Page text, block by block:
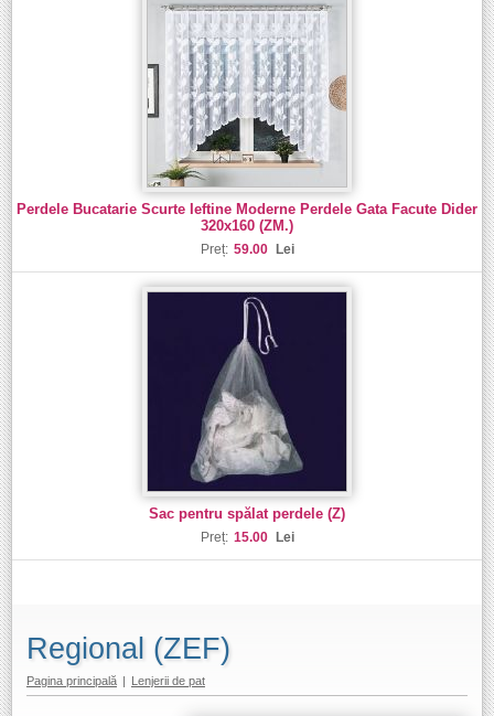
Perdele Bucatarie Scurte Ieftine Moderne Perdele Gata Facute Dider
320x160 (ZM.)
Preț: 59.00 Lei
Sac pentru spălat perdele (Z)
Preț: 15.00 Lei
Regional (ZEF)
Pagina principală | Lenjerii de pat